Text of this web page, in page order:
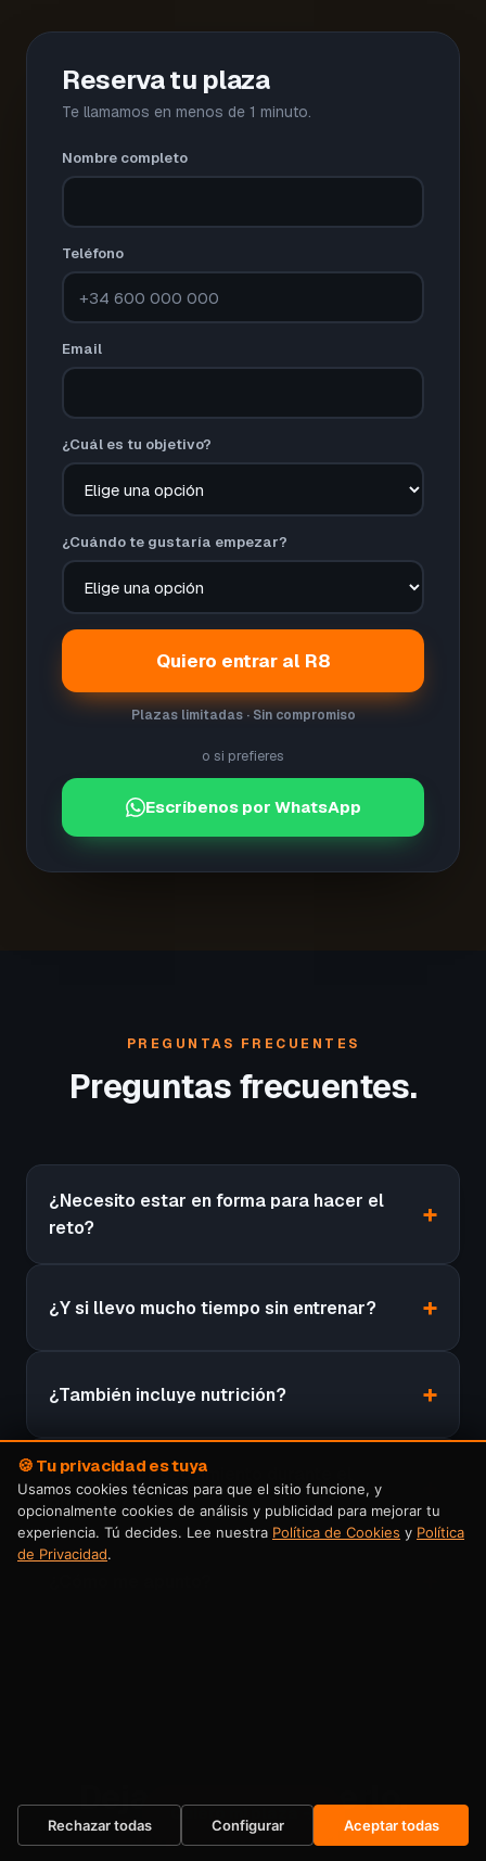
Reserva tu plaza
Te llamamos en menos de 1 minuto.
Nombre completo
Teléfono
Email
¿Cuál es tu objetivo?
¿Cuándo te gustaría empezar?
Quiero entrar al R8
Plazas limitadas · Sin compromiso
o si prefieres
Escríbenos por WhatsApp
PREGUNTAS FRECUENTES
Preguntas frecuentes.
¿Necesito estar en forma para hacer el
reto?
¿Y si llevo mucho tiempo sin entrenar?
¿También incluye nutrición?
¿Voy a tener seguimiento durante el
proceso?
Dejas de posponerlo.
Empiezas ahora.
Quiero mi plaza →
🍪 Tu privacidad es tuya
Usamos cookies técnicas para que el sitio funcione, y
opcionalmente cookies de análisis y publicidad para mejorar tu
experiencia. Tú decides. Lee nuestra Política de Cookies y Política
de Privacidad.
Rechazar todas Configurar Aceptar todas